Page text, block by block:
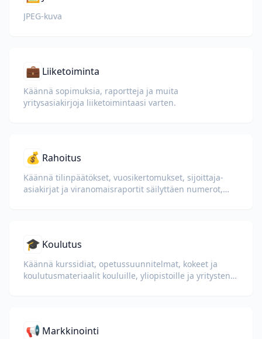
JPEG-kuva
💼 Liiketoiminta
Käännä sopimuksia, raportteja ja muita
yritysasiakirjoja liiketoimintaasi varten.
💰 Rahoitus
Käännä tilinpäätökset, vuosikertomukset, sijoittaja-
asiakirjat ja viranomaisraportit säilyttäen numerot,
🎓 Koulutus
Käännä kurssidiat, opetussuunnitelmat, kokeet ja
koulutusmateriaalit kouluille, yliopistoille ja yritysten
📢 Markkinointi